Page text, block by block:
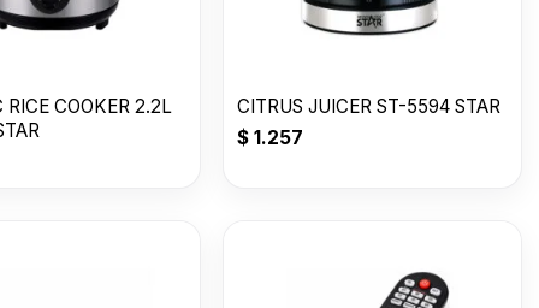
RICE COOKER 2.2L
CITRUS JUICER ST-5594 STAR
$ 1.257